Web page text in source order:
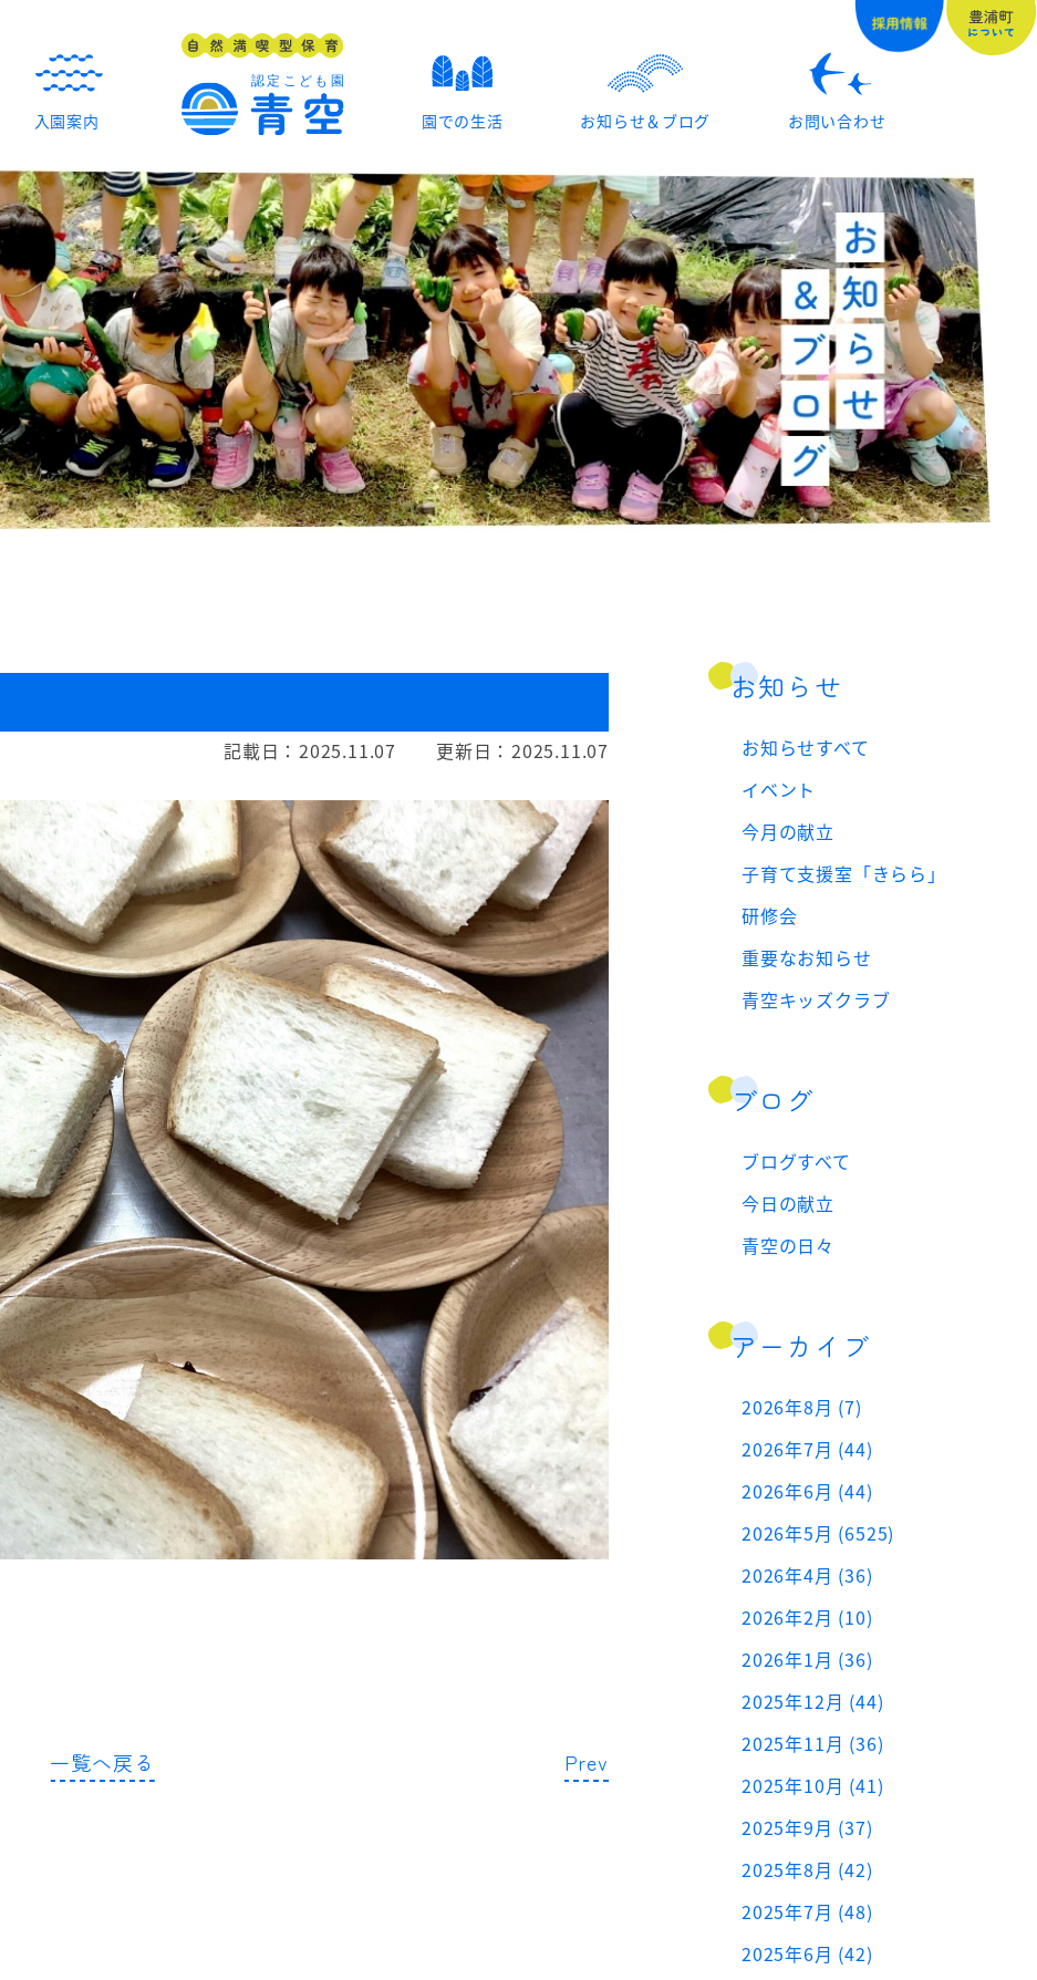
入園案内 園での生活 お知らせ＆ブログ お問い合わせ
記載日： 2025.11.07 更新日： 2025.11.07
一覧へ戻る Prev
お知らせ
お知らせすべて
イベント
今月の献立
子育て支援室「きらら」
研修会
重要なお知らせ
青空キッズクラブ
ブログ
ブログすべて
今日の献立
青空の日々
アーカイブ
2026年8月 (7)
2026年7月 (44)
2026年6月 (44)
2026年5月 (6525)
2026年4月 (36)
2026年2月 (10)
2026年1月 (36)
2025年12月 (44)
2025年11月 (36)
2025年10月 (41)
2025年9月 (37)
2025年8月 (42)
2025年7月 (48)
2025年6月 (42)